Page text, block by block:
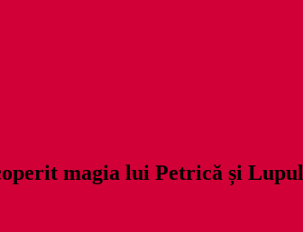
magia lui Petrică și Lupul